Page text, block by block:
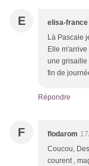
E elisa-france
Là Pascale
Elle
une grisaille
fin de
Répondre
F flodarom
Coucou,
courent ,